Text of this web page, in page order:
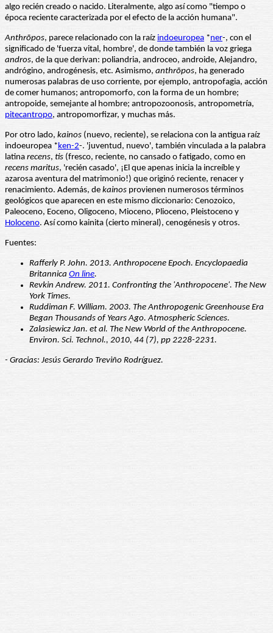
algo recién creado o nacido. Literalmente, algo así como "tiempo o
época reciente caracterizada por el efecto de la acción humana".
Anthrōpos, parece relacionado con la raíz indoeuropea *ner-, con el
significado de 'fuerza vital, hombre', de donde también la voz griega
andros, de la que derivan: poliandria, androceo, androide, Alejandro,
andrógino, androgénesis, etc. Asimismo, anthrōpos, ha generado
numerosas palabras de uso corriente, por ejemplo, antropofagia, acción
de comer humanos; antropomorfo, con la forma de un hombre;
antropoide, semejante al hombre; antropozoonosis, antropometría,
pitecantropo, antropomorfizar, y muchas más.
Por otro lado, kainos (nuevo, reciente), se relaciona con la antigua raíz
indoeuropea *ken-2-. 'juventud, nuevo', también vinculada a la palabra
latina recens, tis (fresco, reciente, no cansado o fatigado, como en
recens maritus, 'recién casado', ¡El que apenas inicia la increíble y
azarosa aventura del matrimonio!) que originó reciente, renacer y
renacimiento. Además, de kainos provienen numerosos términos
geológicos que aparecen en este mismo diccionario: Cenozoico,
Paleoceno, Eoceno, Oligoceno, Mioceno, Plioceno, Pleistoceno y
Holoceno. Así como kainita (cierto mineral), cenogénesis y otros.
Fuentes:
Rafferly P. John. 2013. Anthropocene Epoch. Encyclopaedia
Britannica On line.
Revkin Andrew. 2011. Confronting the 'Anthropocene'. The New
York Times.
Ruddiman F. William. 2003. The Anthropogenic Greenhouse Era
Began Thousands of Years Ago. Atmospheric Sciences.
Zalasiewicz Jan. et al. The New World of the Anthropocene.
Environ. Sci. Technol., 2010, 44 (7), pp 2228-2231.
- Gracias: Jesús Gerardo Treviño Rodríguez.